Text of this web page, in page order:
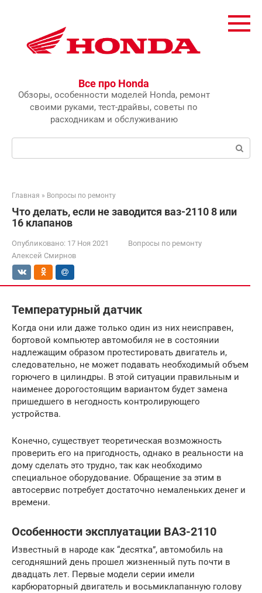
Все про Honda
Обзоры, особенности моделей Honda, ремонт
своими руками, тест-драйвы, советы по
расходникам и обслуживанию
Главная » Вопросы по ремонту
Что делать, если не заводится ваз-2110 8 или
16 клапанов
Опубликовано: 17 Ноя 2021
Вопросы по ремонту
Алексей Смирнов
Температурный датчик
Когда они или даже только один из них неисправен,
бортовой компьютер автомобиля не в состоянии
надлежащим образом протестировать двигатель и,
следовательно, не может подавать необходимый объем
горючего в цилиндры. В этой ситуации правильным и
наименее дорогостоящим вариантом будет замена
пришедшего в негодность контролирующего
устройства.
Конечно, существует теоретическая возможность
проверить его на пригодность, однако в реальности на
дому сделать это трудно, так как необходимо
специальное оборудование. Обращение за этим в
автосервис потребует достаточно немаленьких денег и
времени.
Особенности эксплуатации ВАЗ-2110
Известный в народе как “десятка”, автомобиль на
сегодняшний день прошел жизненный путь почти в
двадцать лет. Первые модели серии имели
карбюраторный двигатель и восьмиклапанную голову